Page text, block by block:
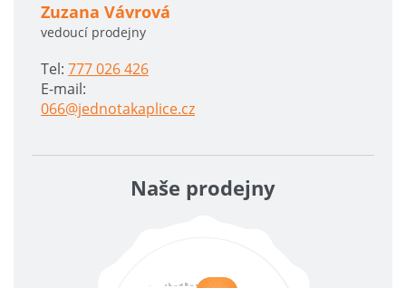
Zuzana Vávrová
vedoucí prodejny
Tel: 777 026 426
E-mail:
066@jednotakaplice.cz
Naše prodejny